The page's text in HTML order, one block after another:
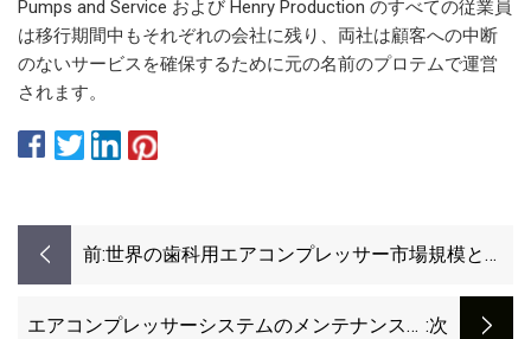
Pumps and Service および Henry Production のすべての従業員
は移行期間中もそれぞれの会社に残り、両社は顧客への中断
のないサービスを確保するために元の名前のプロテムで運営
されます。
前:世界の歯科用エアコンプレッサー市場規模と予
エアコンプレッサーシステムのメンテナンスに :次